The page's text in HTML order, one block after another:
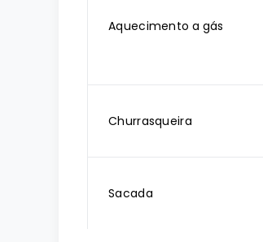
Aquecimento a gás
Churrasqueira
Sacada